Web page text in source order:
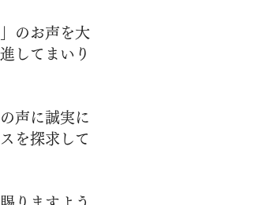
のお声を大
してまいり
声に誠実に
を探求して